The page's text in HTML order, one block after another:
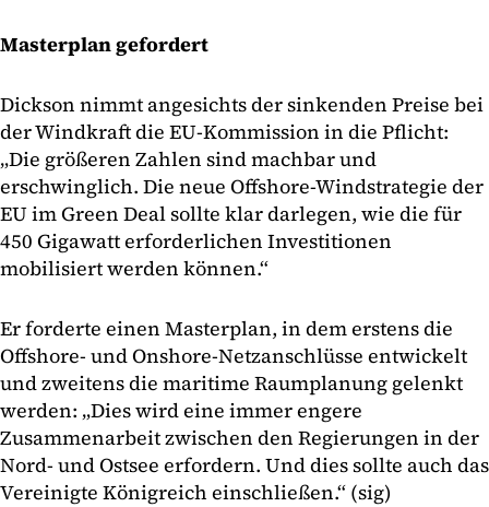
Masterplan gefordert
Dickson nimmt angesichts der sinkenden Preise bei
der Windkraft die EU-Kommission in die Pflicht:
„Die größeren Zahlen sind machbar und
erschwinglich. Die neue Offshore-Windstrategie der
EU im Green Deal sollte klar darlegen, wie die für
450 Gigawatt erforderlichen Investitionen
mobilisiert werden können.“
Er forderte einen Masterplan, in dem erstens die
Offshore- und Onshore-Netzanschlüsse entwickelt
und zweitens die maritime Raumplanung gelenkt
werden: „Dies wird eine immer engere
Zusammenarbeit zwischen den Regierungen in der
Nord- und Ostsee erfordern. Und dies sollte auch das
Vereinigte Königreich einschließen.“ (sig)